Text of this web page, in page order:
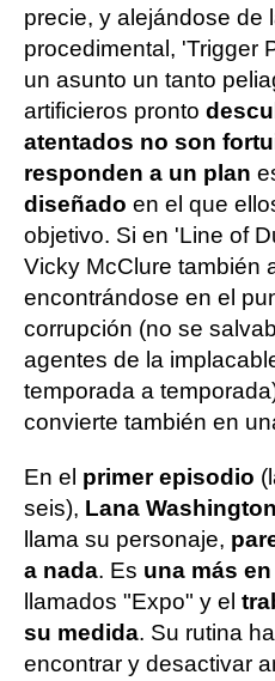
precie, y alejándose de
procedimental, 'Trigger
un asunto un tanto
artificieros pronto
atentados no son
responden a un plan
diseñado en el que
objetivo. Si en 'Line of
Vicky McClure también
encontrándose en el
corrupción (no se
agentes de la
temporada a
convierte también en
En el primer episodio
seis), Lana Washington
llama su personaje,
a nada. Es una más
llamados "Expo" y el
su medida. Su rutina
encontrar y desactivar